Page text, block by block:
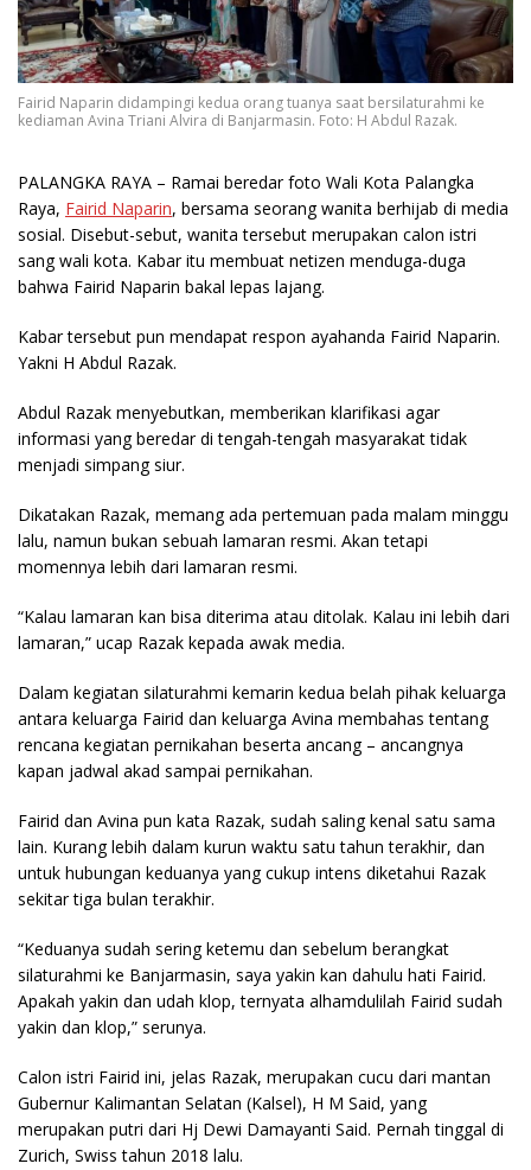
Fairid Naparin didampingi kedua orang tuanya saat bersilaturahmi ke
kediaman Avina Triani Alvira di Banjarmasin. Foto: H Abdul Razak.
PALANGKA RAYA – Ramai beredar foto Wali Kota Palangka
Raya, Fairid Naparin, bersama seorang wanita berhijab di media
sosial. Disebut-sebut, wanita tersebut merupakan calon istri
sang wali kota. Kabar itu membuat netizen menduga-duga
bahwa Fairid Naparin bakal lepas lajang.
Kabar tersebut pun mendapat respon ayahanda Fairid Naparin.
Yakni H Abdul Razak.
Abdul Razak menyebutkan, memberikan klarifikasi agar
informasi yang beredar di tengah-tengah masyarakat tidak
menjadi simpang siur.
Dikatakan Razak, memang ada pertemuan pada malam minggu
lalu, namun bukan sebuah lamaran resmi. Akan tetapi
momennya lebih dari lamaran resmi.
“Kalau lamaran kan bisa diterima atau ditolak. Kalau ini lebih dari
lamaran,” ucap Razak kepada awak media.
Dalam kegiatan silaturahmi kemarin kedua belah pihak keluarga
antara keluarga Fairid dan keluarga Avina membahas tentang
rencana kegiatan pernikahan beserta ancang – ancangnya
kapan jadwal akad sampai pernikahan.
Fairid dan Avina pun kata Razak, sudah saling kenal satu sama
lain. Kurang lebih dalam kurun waktu satu tahun terakhir, dan
untuk hubungan keduanya yang cukup intens diketahui Razak
sekitar tiga bulan terakhir.
“Keduanya sudah sering ketemu dan sebelum berangkat
silaturahmi ke Banjarmasin, saya yakin kan dahulu hati Fairid.
Apakah yakin dan udah klop, ternyata alhamdulilah Fairid sudah
yakin dan klop,” serunya.
Calon istri Fairid ini, jelas Razak, merupakan cucu dari mantan
Gubernur Kalimantan Selatan (Kalsel), H M Said, yang
merupakan putri dari Hj Dewi Damayanti Said. Pernah tinggal di
Zurich, Swiss tahun 2018 lalu.